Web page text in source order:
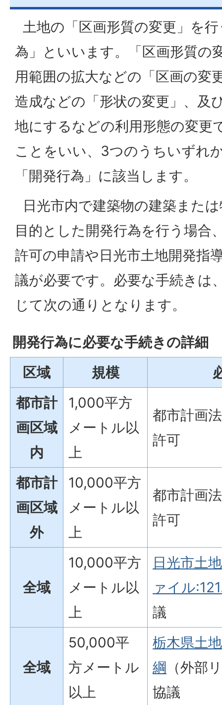
土地の「区画形質の変更」を
為」といいます。「区画形質の
用範囲の拡大などの「区画の変
造成などの「形状の変更」、及
地にするなどの利用形態の変更
ことをいい、3つのうちいずれ
「開発行為」に該当します。
日光市内で建築物の建築また
目的とした開発行為を行う場合
許可の申請や日光市土地開発指
議が必要です。必要な手続きは
じて次の通りとなります。
開発行為に必要な手続きの詳細
区域
規模
都市計
画区域
内
1,000平方
メートル以
上
都市計画
許可
都市計
画区域
外
10,000平方
メートル以
上
都市計画
許可
全域
10,000平方
メートル以
上
日光市土
ァイル
議
全域
50,000平
方メートル
以上
栃木県土
綱 （外部
協議